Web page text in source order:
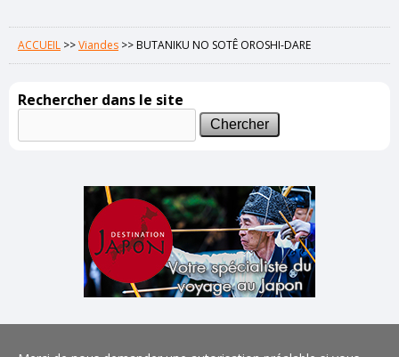
ACCUEIL >>Viandes >>BUTANIKU NO SOTÊ OROSHI-DARE
Rechercher dans le site